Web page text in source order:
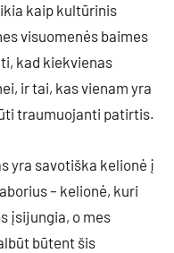
kaip kultūrinis
visuomenės baimes
kad kiekvienas
ir tai, kas vienam yra
traumuojanti patirtis.
yra savotiška kelionė į
– kelionė, kuri
įsijungia, o mes
būtent šis